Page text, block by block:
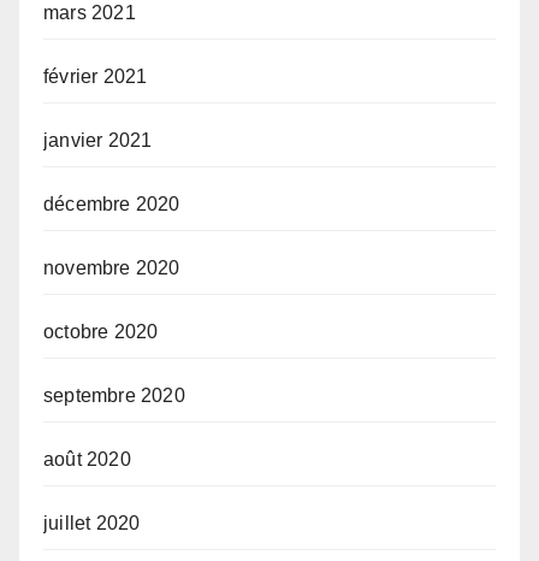
mars 2021
février 2021
janvier 2021
décembre 2020
novembre 2020
octobre 2020
septembre 2020
août 2020
juillet 2020